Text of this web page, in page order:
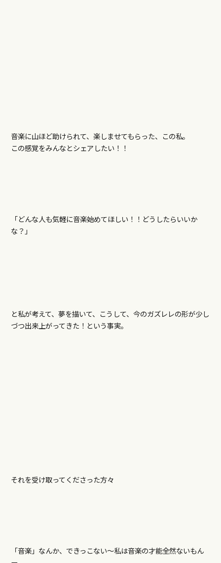
音楽に山ほど助けられて、楽しませてもらった、この私。
この感覚をみんなとシェアしたい！！
「どんな人も気軽に音楽始めてほしい！！どうしたらいいか
な？」
と私が考えて、夢を描いて、こうして、今のガズレレの形が少し
づつ出来上がってきた！という事実。
それを受け取ってくださった方々
「音楽」なんか、できっこない～私は音楽の才能全然ないもん